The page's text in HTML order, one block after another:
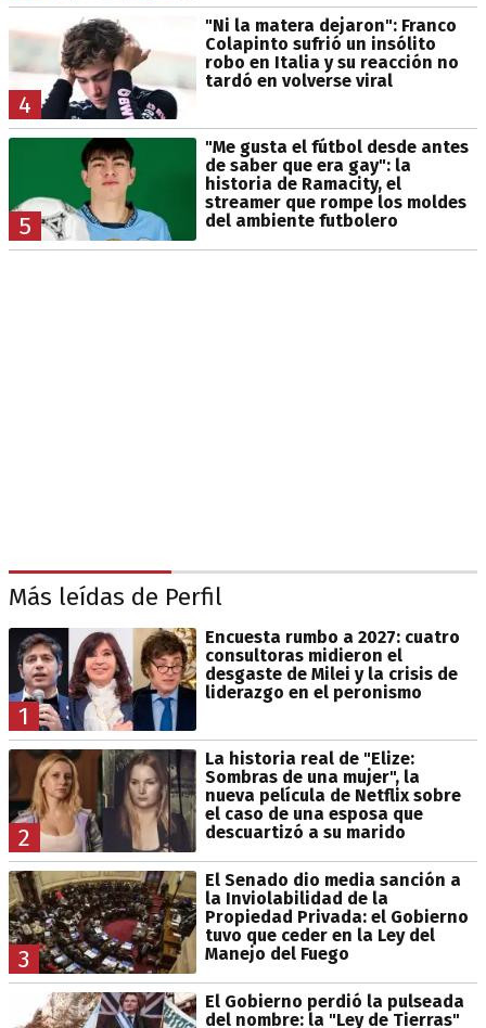
4
"Ni la matera dejaron": Franco
Colapinto sufrió un insólito
robo en Italia y su reacción no
tardó en volverse viral
5
"Me gusta el fútbol desde antes
de saber que era gay": la
historia de Ramacity, el
streamer que rompe los moldes
del ambiente futbolero
Más leídas de Perfil
1
Encuesta rumbo a 2027: cuatro
consultoras midieron el
desgaste de Milei y la crisis de
liderazgo en el peronismo
2
La historia real de "Elize:
Sombras de una mujer", la
nueva película de Netflix sobre
el caso de una esposa que
descuartizó a su marido
3
El Senado dio media sanción a
la Inviolabilidad de la
Propiedad Privada: el Gobierno
tuvo que ceder en la Ley del
Manejo del Fuego
El Gobierno perdió la pulseada
del nombre: la "Ley de Tierras"